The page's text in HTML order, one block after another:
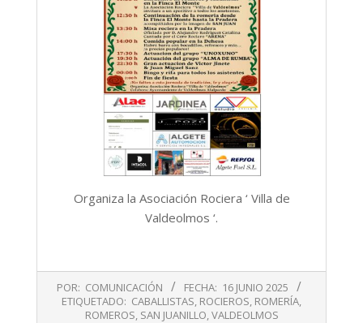
Organiza la Asociación Rociera ‘ Villa de
Valdeolmos ‘.
POR: COMUNICACIÓN FECHA: 16 JUNIO 2025
ETIQUETADO: CABALLISTAS ROCIEROS ROMERÍA
ROMEROS SAN JUANILLO VALDEOLMOS